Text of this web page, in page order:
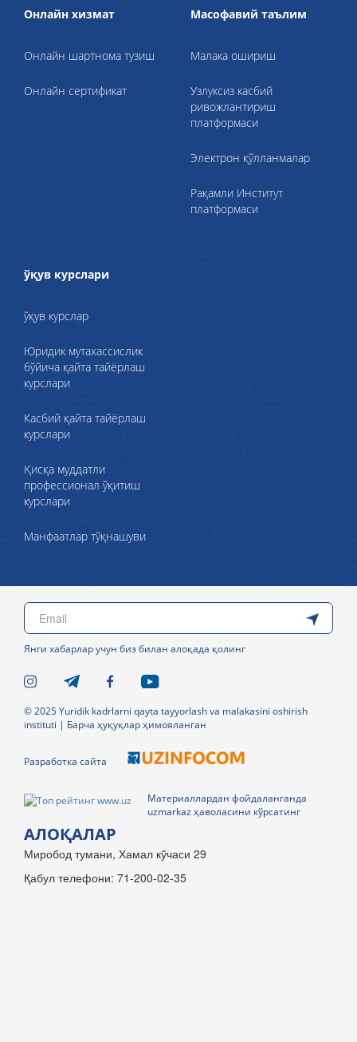
Онлайн хизмат
Онлайн шартнома тузиш
Онлайн сертификат
Масофавий таълим
Малака ошириш
Узлуксиз касбий
ривожлантириш
платформаси
Электрон қўлланмалар
Рақамли Институт
платформаси
ўқув курслари
ўқув курслар
Юридик мутахассислик
бўйича қайта тайёрлаш
курслари
Касбий қайта тайёрлаш
курслари
Қисқа муддатли
профессионал ўқитиш
курслари
Манфаатлар тўқнашуви
Янги хабарлар учун биз билан алоқада қолинг
© 2025 Yuridik kadrlarni qayta tayyorlash va malakasini oshirish
instituti | Барча ҳуқуқлар ҳимояланган
Разработка сайта
Материаллардан фойдаланганда
uzmarkaz ҳаволасини кўрсатинг
АЛОҚАЛАР
Миробод тумани, Хамал кўчаси 29
Қабул телефони: 71-200-02-35